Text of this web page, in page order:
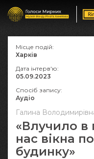
Галина
«Влучило в
нас вікна
будинку»
Місце подій:
Харків
Дата інтерв'ю:
05.09.2023
Спосіб запису:
Аудіо